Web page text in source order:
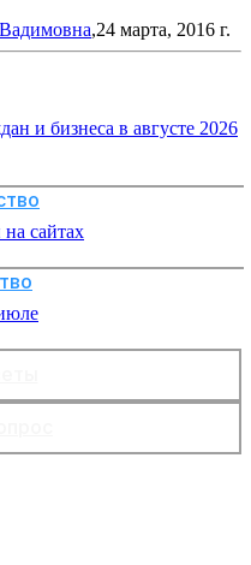
,24 марта, 2016 г.
и бизнеса в августе 2026
сайтах